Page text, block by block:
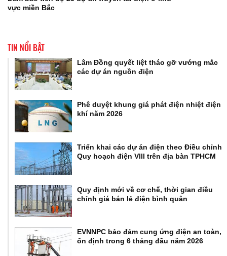
vực miền Bắc
TIN NỔI BẬT
Lâm Đồng quyết liệt tháo gỡ vướng mắc
các dự án nguồn điện
Phê duyệt khung giá phát điện nhiệt điện
khí năm 2026
Triển khai các dự án điện theo Điều chỉnh
Quy hoạch điện VIII trên địa bàn TPHCM
Quy định mới về cơ chế, thời gian điều
chỉnh giá bán lẻ điện bình quân
EVNNPC bảo đảm cung ứng điện an toàn,
ổn định trong 6 tháng đầu năm 2026